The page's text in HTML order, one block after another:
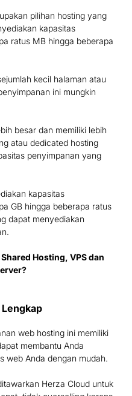
pilihan hosting yang
kapasitas
ratus MB hingga beberapa
kecil halaman atau
ini mungkin
besar dan memiliki lebih
atau dedicated hosting
penyimpanan yang
kapasitas
GB hingga beberapa ratus
dapat menyediakan
Hosting, VPS dan
web hosting ini memiliki
membantu Anda
web Anda dengan mudah.
Herza Cloud untuk